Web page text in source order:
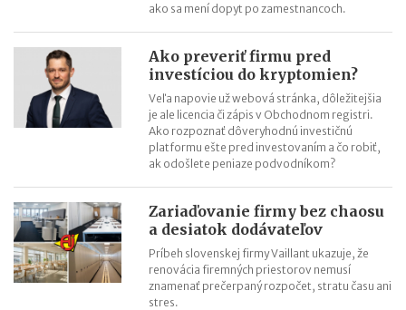
ako sa mení dopyt po zamestnancoch.
Ako preveriť firmu pred
investíciou do kryptomien?
Veľa napovie už webová stránka, dôležitejšia
je ale licencia či zápis v Obchodnom registri.
Ako rozpoznať dôveryhodnú investičnú
platformu ešte pred investovaním a čo robiť,
ak odošlete peniaze podvodníkom?
Zariaďovanie firmy bez chaosu
a desiatok dodávateľov
Príbeh slovenskej firmy Vaillant ukazuje, že
renovácia firemných priestorov nemusí
znamenať prečerpaný rozpočet, stratu času ani
stres.